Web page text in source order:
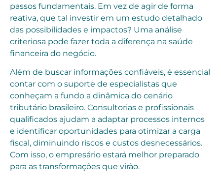
passos fundamentais. Em vez de agir de forma
reativa, que tal investir em um estudo detalhado
das possibilidades e impactos? Uma análise
criteriosa pode fazer toda a diferença na saúde
financeira do negócio.
Além de buscar informações confiáveis, é essencial
contar com o suporte de especialistas que
conheçam a fundo a dinâmica do cenário
tributário brasileiro. Consultorias e profissionais
qualificados ajudam a adaptar processos internos
e identificar oportunidades para otimizar a carga
fiscal, diminuindo riscos e custos desnecessários.
Com isso, o empresário estará melhor preparado
para as transformações que virão.